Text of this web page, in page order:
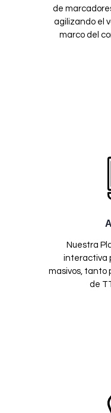
de
agilizando el
marco del
Nuestra
interactiva
masivos, tanto
de